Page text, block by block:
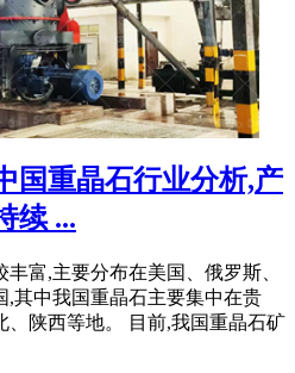
国重晶石行业分析,产
续 ...
富,主要分布在美国、俄罗斯、
,其中我国重晶石主要集中在贵
、陕西等地。 目前,我国重晶石矿